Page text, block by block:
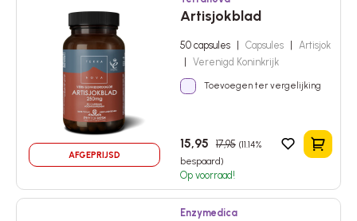
AFGEPRIJSD
Artisjokblad
50 capsules Capsules
Artisjok
Verenigd Koninkrijk
Toevoegen ter vergelijking
15,95 17,95 (11.14%
bespaard)
Op voorraad!
In het
Enzymedica